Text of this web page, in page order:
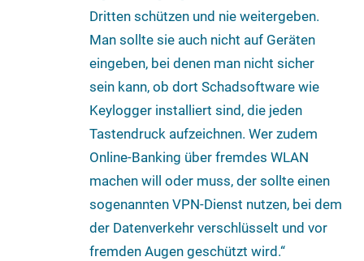
Dritten schützen und nie weitergeben.
Man sollte sie auch nicht auf Geräten
eingeben, bei denen man nicht sicher
sein kann, ob dort Schadsoftware wie
Keylogger installiert sind, die jeden
Tastendruck aufzeichnen. Wer zudem
Online-Banking über fremdes WLAN
machen will oder muss, der sollte einen
sogenannten VPN-Dienst nutzen, bei dem
der Datenverkehr verschlüsselt und vor
fremden Augen geschützt wird.“